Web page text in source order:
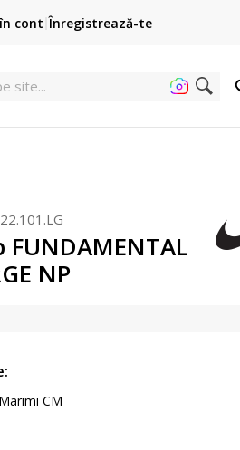
Cumpără acum, plateste mai târziu
fără dobândă fără card de credit cu Klarna
cont Înregistrează-te
site...
FUNDAMENTAL
NP
Marimi CM